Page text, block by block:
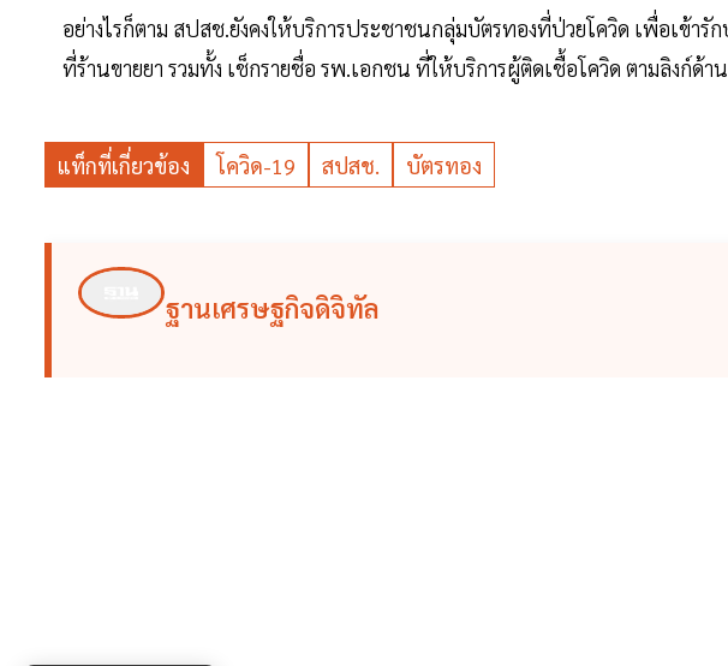
อย่างไรก็ตาม สปสช.ยังคงให้บริการประชาชนกลุ่มบัตรทองที่ป่วยโควิด เพื่อเข้า
ที่ร้านขายยา รวมทั้ง เช็กรายชื่อ รพ.เอกชน ที่ให้บริการผู้ติดเชื้อโควิด ตามลิงก์ด้า
แท็กที่เกี่ยวข้อง โควิด-19 สปสช. บัตรทอง
ฐานเศรษฐกิจดิจิทัล